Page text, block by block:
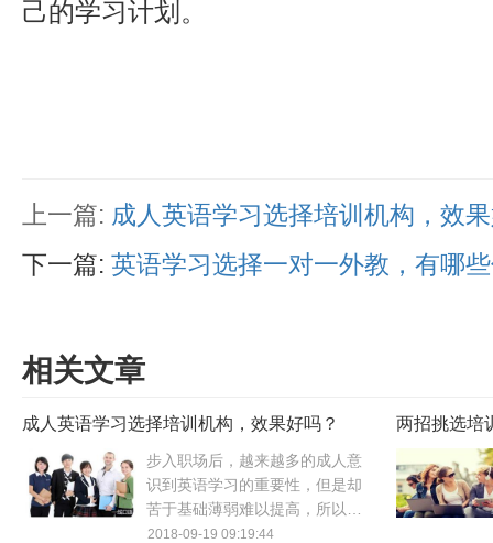
己的学习计划。
上一篇: 成人英语学习选择培训机构，效
下一篇: 英语学习选择一对一外教，有哪
相关文章
成人英语学习选择培训机构，效果好吗？
步入职场后，越来越多的成人意
识到英语学习的重要性，但是却
苦于基础薄弱难以提高，所以不
少成人便把英语培训机构当做是
2018-09-19 09:19:44
两招挑选培
效起来！